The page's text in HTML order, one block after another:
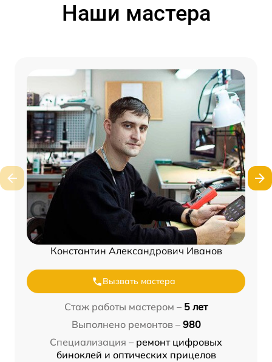
Наши мастера
Константин Александрович Иванов
Вызвать мастера
Стаж работы мастером – 5 лет
Выполнено ремонтов – 980
Специализация – ремонт цифровых
биноклей и оптических прицелов